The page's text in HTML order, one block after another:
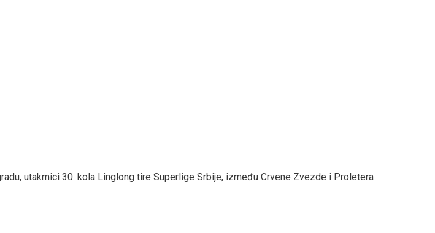
utakmici 30. kola Linglong tire Superlige Srbije, između Crvene Zvezde i Proletera